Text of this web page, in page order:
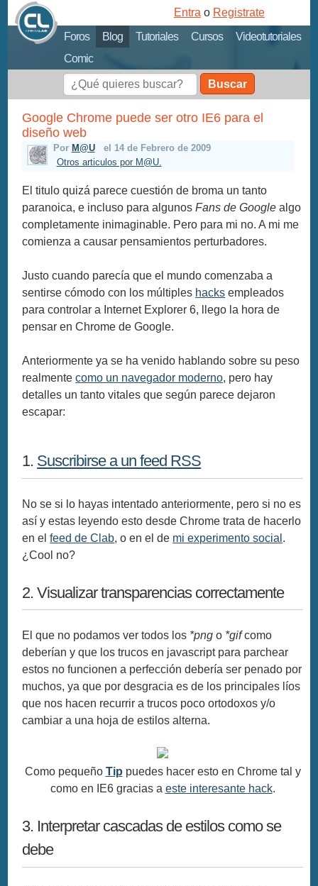
Foros Blog Tutoriales Cursos
Videotutoriales
Comic
Entra o Registrate
Buscar
Google Chrome puede ser otro IE6 para el
diseño web
Por M@U
el 14 de Febrero de 2009
Otros articulos por M@U.
El titulo quizá parece cuestión de broma un tanto
paranoica, e incluso para algunosFans de Google algo
completamente inimaginable. Pero para mi no. A mi me
comienza a causar pensamientos perturbadores.
Justo cuando parecía que el mundo comenzaba a
sentirse cómodo con los múltiples hacks empleados
para controlar a Internet Explorer 6, llego la hora de
pensar en Chrome de Google.
Anteriormente ya se ha venido hablando sobre su peso
realmentecomo un navegador moderno, pero hay
detalles un tanto vitales que según parece dejaron
escapar:
1. Suscribirse a un feed RSS
No se si lo hayas intentado anteriormente, pero si no es
así y estas leyendo esto desde Chrome trata de hacerlo
en elfeed de Clab, o en el de mi experimento social .
¿Cool no?
2. Visualizar transparencias correctamente
El que no podamos ver todos los *png o *gifcomo
deberían y que los trucos en javascript para parchear
estos no funcionen a perfección debería ser penado por
muchos, ya que por desgracia es de los principales líos
que nos hacen recurrir a trucos poco ortodoxos y/o
cambiar a una hoja de estilos alterna.
Como pequeño Tip puedes hacer esto en Chrome tal y
como en IE6 gracias a este interesante hack.
3. Interpretar cascadas de estilos como se
debe